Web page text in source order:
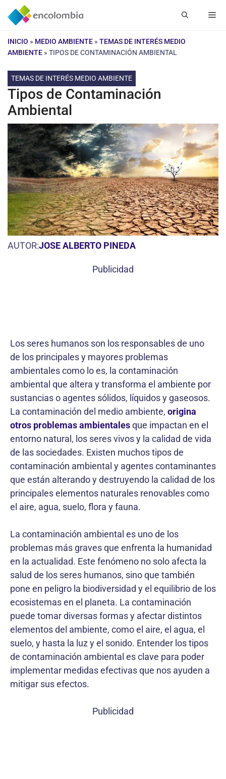
Saltar
INICIO » MEDIO AMBIENTE » TEMAS DE INTERÉS MEDIO
AMBIENTE » TIPOS DE CONTAMINACIÓN AMBIENTAL
TEMAS DE INTERÉS MEDIO AMBIENTE
Tipos de Contaminación
Ambiental
AUTOR:JOSE ALBERTO PINEDA
Publicidad
Los seres humanos son los responsables de uno
de los principales y mayores problemas
ambientales como lo es, la contaminación
ambiental que altera y transforma el ambiente por
sustancias o agentes sólidos, líquidos y gaseosos.
La contaminación del medio ambiente, origina
otros problemas ambientalesque impactan en el
entorno natural, los seres vivos y la calidad de vida
de las sociedades. Existen muchos tipos de
contaminación ambiental y agentes contaminantes
que están alterando y destruyendo la calidad de los
principales elementos naturales renovables como
el aire, agua, suelo, flora y fauna.
La contaminación ambiental es uno de los
problemas más graves que enfrenta la humanidad
en la actualidad. Este fenómeno no solo afecta la
salud de los seres humanos, sino que también
pone en peligro la biodiversidad y el equilibrio de los
ecosistemas en el planeta. La contaminación
puede tomar diversas formas y afectar distintos
elementos del ambiente, como el aire, el agua, el
suelo, y hasta la luz y el sonido. Entender los tipos
de contaminación ambiental es clave para poder
implementar medidas efectivas que nos ayuden a
mitigar sus efectos.
Publicidad